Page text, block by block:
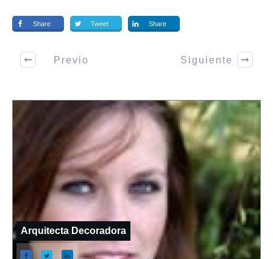
Share Tweet Share
Previo Siguiente
Arquitecta Decoradora